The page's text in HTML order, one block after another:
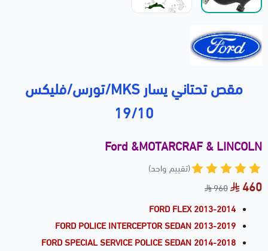
مقص تحتاني يسار MKS/تورس/فليكس
19/10
Ford &MOTARCRAF & LINCOLN
(تقييم واحد)
460
960
FORD FLEX 2013-2014
FORD POLICE INTERCEPTOR SEDAN 2013-2019
FORD SPECIAL SERVICE POLICE SEDAN 2014-2018